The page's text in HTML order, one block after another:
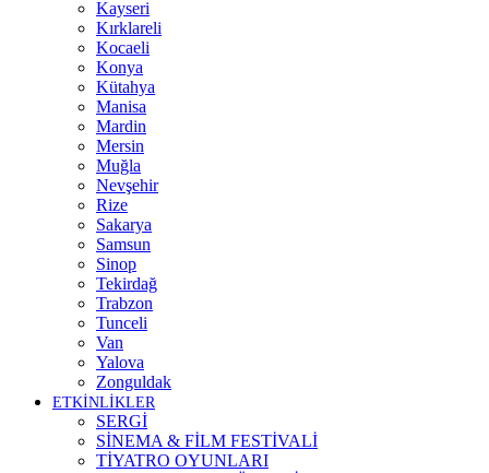
Kayseri
Kırklareli
Kocaeli
Konya
Kütahya
Manisa
Mardin
Mersin
Muğla
Nevşehir
Rize
Sakarya
Samsun
Sinop
Tekirdağ
Trabzon
Tunceli
Van
Yalova
Zonguldak
ETKİNLİKLER
SERGİ
SİNEMA & FİLM FESTİVALİ
TİYATRO OYUNLARI